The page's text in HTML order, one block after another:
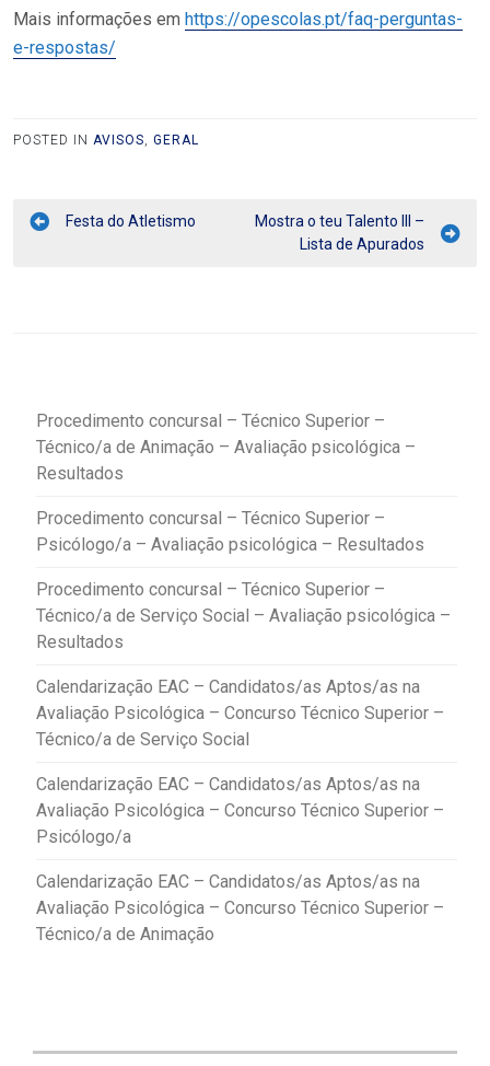
Mais informações em https://opescolas.pt/faq-perguntas-
e-respostas/
POSTED IN AVISOS GERAL
Festa do Atletismo
Mostra o teu Talento III –
Lista de Apurados
Procedimento concursal – Técnico Superior –
Técnico/a de Animação – Avaliação psicológica –
Resultados
Procedimento concursal – Técnico Superior –
Psicólogo/a – Avaliação psicológica – Resultados
Procedimento concursal – Técnico Superior –
Técnico/a de Serviço Social – Avaliação psicológica –
Resultados
Calendarização EAC – Candidatos/as Aptos/as na
Avaliação Psicológica – Concurso Técnico Superior –
Técnico/a de Serviço Social
Calendarização EAC – Candidatos/as Aptos/as na
Avaliação Psicológica – Concurso Técnico Superior –
Psicólogo/a
Calendarização EAC – Candidatos/as Aptos/as na
Avaliação Psicológica – Concurso Técnico Superior –
Técnico/a de Animação